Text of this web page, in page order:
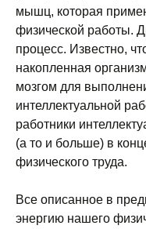
мышц, которая
физической работы.
процесс. Известно,
накопленная
мозгом для
интеллектуальной
работники
(а то и больше) в
физического труда.
Все описанное в
энергию нашего